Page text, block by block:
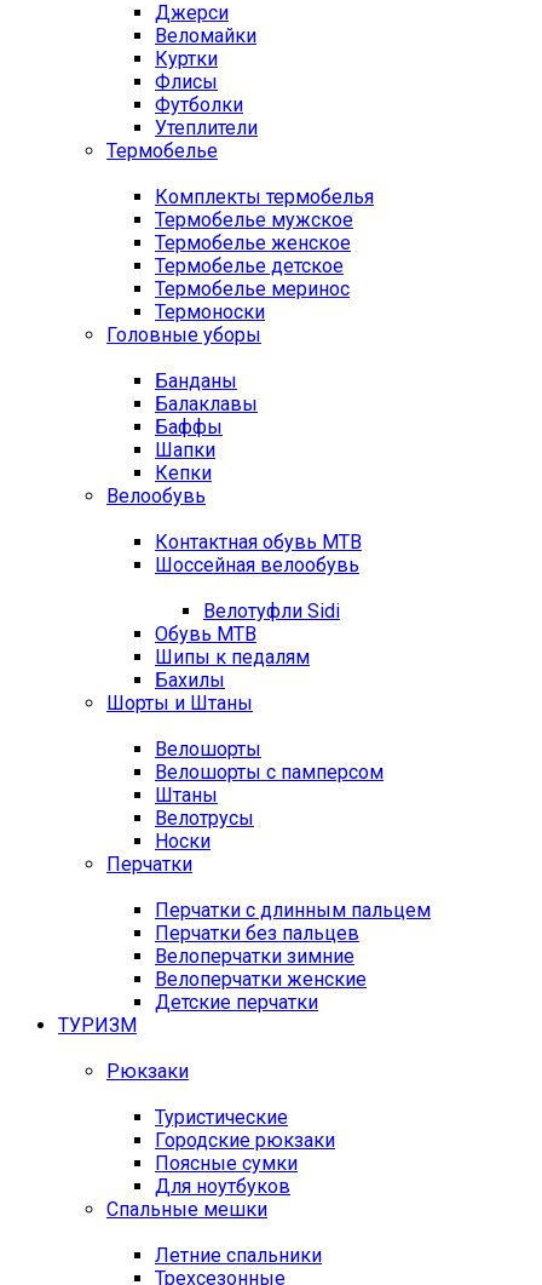
Джерси
Веломайки
Куртки
Флисы
Футболки
Утеплители
Термобелье
Комплекты термобелья
Термобелье мужское
Термобелье женское
Термобелье детское
Термобелье меринос
Термоноски
Головные уборы
Банданы
Балаклавы
Баффы
Шапки
Кепки
Велообувь
Контактная обувь MTB
Шоссейная велообувь
Велотуфли Sidi
Обувь MTB
Шипы к педалям
Бахилы
Шорты и Штаны
Велошорты
Велошорты с памперсом
Штаны
Велотрусы
Носки
Перчатки
Перчатки с длинным пальцем
Перчатки без пальцев
Велоперчатки зимние
Велоперчатки женские
Детские перчатки
ТУРИЗМ
Рюкзаки
Туристические
Городские рюкзаки
Поясные сумки
Для ноутбуков
Спальные мешки
Летние спальники
Трехсезонные